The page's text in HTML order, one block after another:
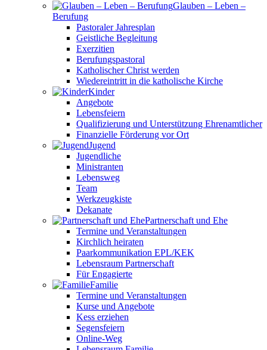
Glauben – Leben –
Berufung
Pastoraler Jahresplan
Geistliche Begleitung
Exerzitien
Berufungspastoral
Katholischer Christ werden
Wiedereintritt in die katholische Kirche
Kinder
Angebote
Lebensfeiern
Qualifizierung und Unterstützung Ehrenamtlicher
Finanzielle Förderung vor Ort
Jugend
Jugendliche
Ministranten
Lebensweg
Team
Werkzeugkiste
Dekanate
Partnerschaft und Ehe
Termine und Veranstaltungen
Kirchlich heiraten
Paarkommunikation EPL/KEK
Lebensraum Partnerschaft
Für Engagierte
Familie
Termine und Veranstaltungen
Kurse und Angebote
Kess erziehen
Segensfeiern
Online-Weg